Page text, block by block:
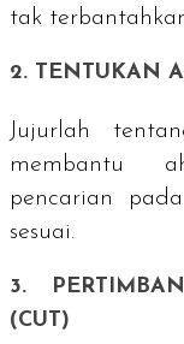
tak
2. TENTUKAN
Jujurlah
membantu
pencarian
sesuai.
3.
(CUT )